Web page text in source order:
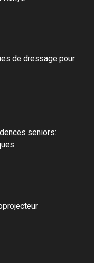
de dressage pour
seniors: